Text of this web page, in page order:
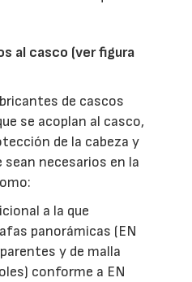
al casco (ver figura
de cascos
se acoplan al casco,
de la cabeza y
necesarios en la
a la que
panorámicas (EN
y de malla
conforme a EN